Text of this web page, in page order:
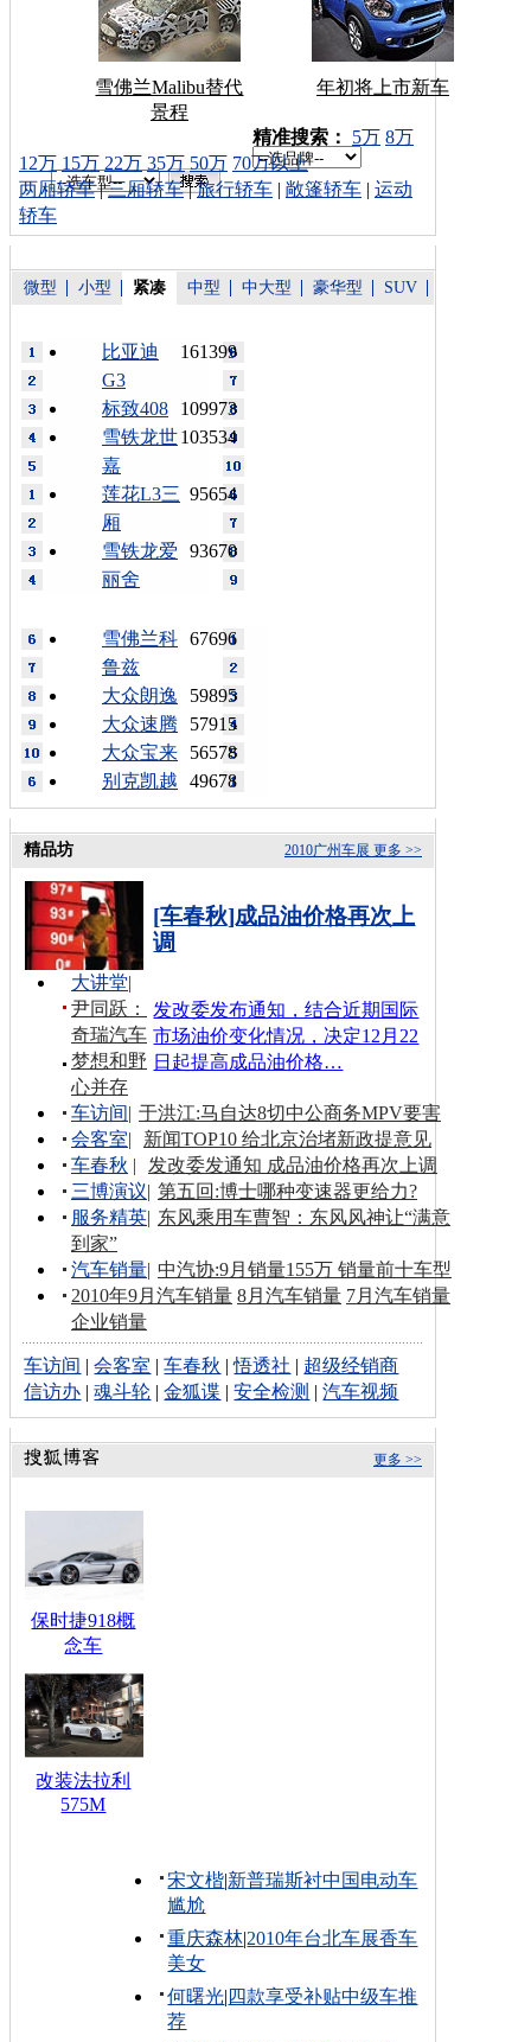
雪佛兰Malibu替代
景程
年初将上市新车
车型搜索：
精准搜索： 5万 8万
12万 15万 22万 35万 50万 70万以上
两厢轿车|三厢轿车|旅行轿车 | 敞篷轿车 | 运动
轿车
微型 小型 紧凑 中型 中大型 豪华型 SUV
161399
比亚迪
G3
109973
标致408
103534
雪铁龙世
嘉
95654
莲花L3三
厢
93670
雪铁龙爱
丽舍
67696
雪佛兰科
鲁兹
59895
大众朗逸
57915
大众速腾
56578
大众宝来
49678
别克凯越
更多 >>
2010广州车展
精品坊
[车春秋]成品油价格再次上
调
发改委发布通知，结合近期国际
市场油价变化情况，决定12月22
日起提高成品油价格…
大讲堂|
尹同跃：
奇瑞汽车
梦想和野
心并存
车访间| 于洪江:马自达8切中公商务MPV要害
会客室|
新闻TOP10 给北京治堵新政提意见
车春秋 |
发改委发通知 成品油价格再次上调
三博演议| 第五回:博士哪种变速器更给力?
服务精英| 东风乘用车曹智：东风风神让“满意
到家”
汽车销量| 中汽协:9月销量155万 销量前十车型
2010年9月汽车销量 8月汽车销量 7月汽车销量
企业销量
车访间 |会客室 |车春秋 |悟透社 | 超级经销商
信访办 |魂斗轮 |金狐谍 |安全检测 |汽车视频
更多 >>
保时捷918概
念车
改装法拉利
575M
宋文楷|新普瑞斯衬中国电动车
尴尬
重庆森林|2010年台北车展香车
美女
何曙光| 四款享受补贴中级车推
荐